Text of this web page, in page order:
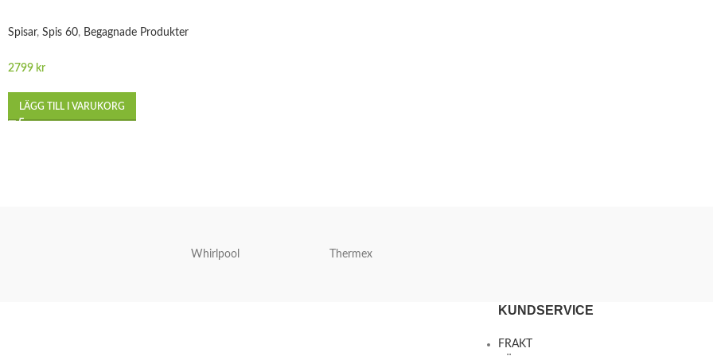
Spisar, Spis 60, Begagnade Produkter
2799 kr
LÄGG TILL I VARUKORG
Whirlpool Thermex
KUNDSERVICE
FRAKT